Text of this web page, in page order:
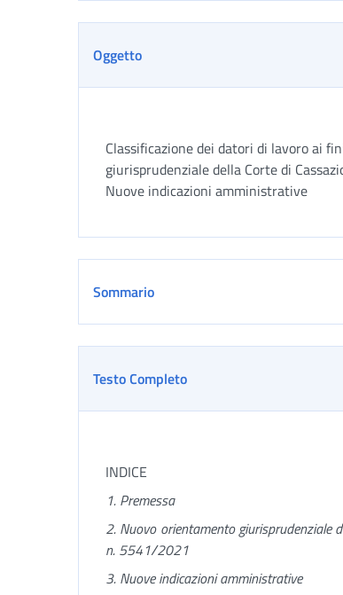
Oggetto
Classificazione dei datori di lavoro ai
giurisprudenziale della Corte di
Nuove indicazioni amministrative
Sommario
Testo Completo
INDICE
1. Premessa
2. Nuovo orientamento giurisprudenziale
n. 5541/2021
3. Nuove indicazioni amministrative